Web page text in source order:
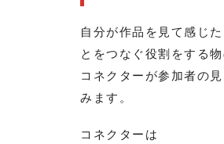
自分が作品を見て感じ
とをつなぐ役割をする
コネクターが参加者の
みます。
コネクターは